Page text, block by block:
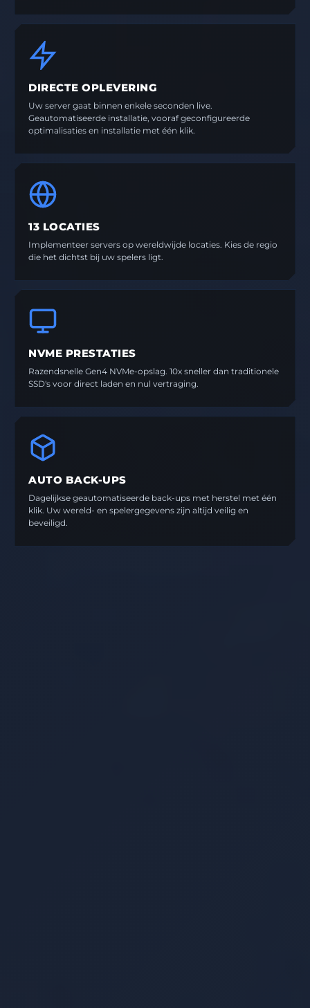
DIRECTE OPLEVERING
Uw server gaat binnen enkele seconden live.
Geautomatiseerde installatie, vooraf geconfigureerde
optimalisaties en installatie met één klik.
13 LOCATIES
Implementeer servers op wereldwijde locaties. Kies de regio
die het dichtst bij uw spelers ligt.
NVME PRESTATIES
Razendsnelle Gen4 NVMe-opslag. 10x sneller dan traditionele
SSD's voor direct laden en nul vertraging.
AUTO BACK-UPS
Dagelijkse geautomatiseerde back-ups met herstel met één
klik. Uw wereld- en spelergegevens zijn altijd veilig en
beveiligd.